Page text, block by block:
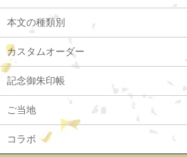
本文の種類別
カスタムオーダー
記念御朱印帳
ご当地
コラボ